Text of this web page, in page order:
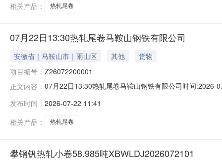
相关产品：
热轧尾卷
07月22日13:30热轧尾卷马鞍山钢铁有限公司
安徽省｜马鞍山市｜雨山区 其他
货物
项目编号： Z26072200001
正文内容： 07月22日13:30热轧尾卷马鞍山钢铁有限公司时间
保证金：￥500.00元交易保证金：￥500.00元竞价保
发布时间： 2026-07-22 11:41
相关产品：
热轧尾卷
攀钢钒热轧小卷58.985吨XBWLDJ2026072101